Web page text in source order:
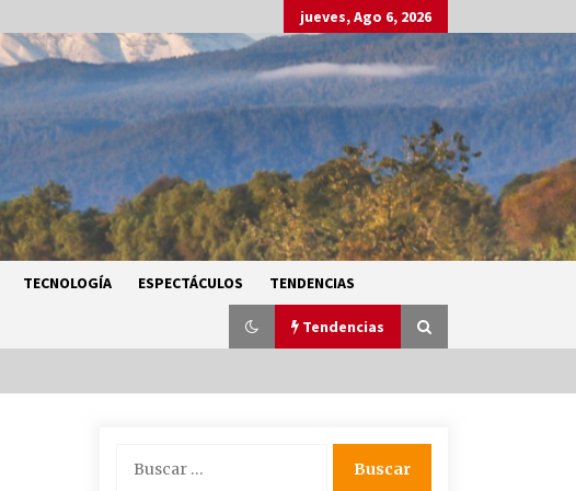
jueves, Ago 6, 2026
TECNOLOGÍA ESPECTÁCULOS TENDENCIAS
Tendencias
granizo y calor extremo en gran